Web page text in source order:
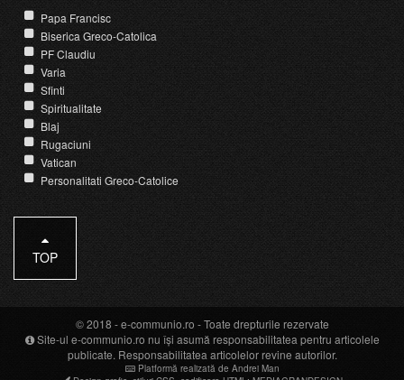
Papa Francisc
Biserica Greco-Catolica
PF Claudiu
Varia
Sfinti
Spiritualitate
Blaj
Rugaciuni
Vatican
Personalitati Greco-Catolice
TOP
© 2018 -e-communio.ro - Toate drepturile rezervate
Site-ul e-communio.ro nu își asumă responsabilitatea pentru articolele
publicate. Responsabilitatea articolelor revine autorilor.
Platformă realizată de Andrei Man